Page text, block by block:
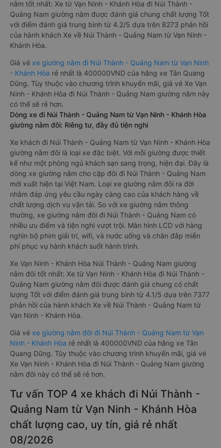
nằm tốt nhất: Xe từ Vạn Ninh - Khánh Hòa đi Núi Thành -
Quảng Nam giường nằm được đánh giá chung chất lượng Tốt
với điểm đánh giá trung bình từ 4.2/5 dựa trên 8273 phản hồi
của hành khách Xe về Núi Thành - Quảng Nam từ Vạn Ninh -
Khánh Hòa.
Giá vé xe giường nằm đi Núi Thành - Quảng Nam từ Vạn Ninh
- Khánh Hòa rẻ nhất là 400000VND của hãng xe Tân Quang
Dũng. Tùy thuộc vào chương trình khuyến mãi, giá vé Xe Vạn
Ninh - Khánh Hòa đi Núi Thành - Quảng Nam giường nằm này
có thể sẽ rẻ hơn.
Dòng xe đi Núi Thành - Quảng Nam từ Vạn Ninh - Khánh Hòa
giường nằm đôi: Riêng tư, đầy đủ tiện nghi
Xe khách đi Núi Thành - Quảng Nam từ Vạn Ninh - Khánh Hòa
giường nằm đôi là loại xe đặc biệt. Với mỗi giường được thiết
kế như một phòng ngủ khách sạn sang trọng, hiện đại. Đây là
dòng xe giường nằm cho cặp đôi đi Núi Thành - Quảng Nam
mới xuất hiện tại Việt Nam. Loại xe giường nằm đôi ra đời
nhằm đáp ứng yêu cầu ngày càng cao của khách hàng về
chất lượng dịch vụ vận tải. So với xe giường nằm thông
thường, xe giường nằm đôi đi Núi Thành - Quảng Nam có
nhiều ưu điểm và tiện nghi vượt trội. Màn hình LCD với hàng
nghìn bộ phim giải trí, wifi, và nước uống và chăn đắp miễn
phí phục vụ hành khách suốt hành trình.
Xe Vạn Ninh - Khánh Hòa Núi Thành - Quảng Nam giường
nằm đôi tốt nhất: Xe từ Vạn Ninh - Khánh Hòa đi Núi Thành -
Quảng Nam giường nằm đôi được đánh giá chung có chất
lượng Tốt với điểm đánh giá trung bình từ 4.1/5 dựa trên 7377
phản hồi của hành khách Xe về Núi Thành - Quảng Nam từ
Vạn Ninh - Khánh Hòa.
Giá vé xe giường nằm đôi đi Núi Thành - Quảng Nam từ Vạn
Ninh - Khánh Hòa rẻ nhất là 400000VND của hãng xe Tân
Quang Dũng. Tùy thuộc vào chương trình khuyến mãi, giá vé
Xe Vạn Ninh - Khánh Hòa đi Núi Thành - Quảng Nam giường
nằm đôi này có thể sẽ rẻ hơn.
Tư vấn TOP 4 xe khách đi Núi Thành -
Quảng Nam từ Vạn Ninh - Khánh Hòa
chất lượng cao, uy tín, giá rẻ nhất
08/2026